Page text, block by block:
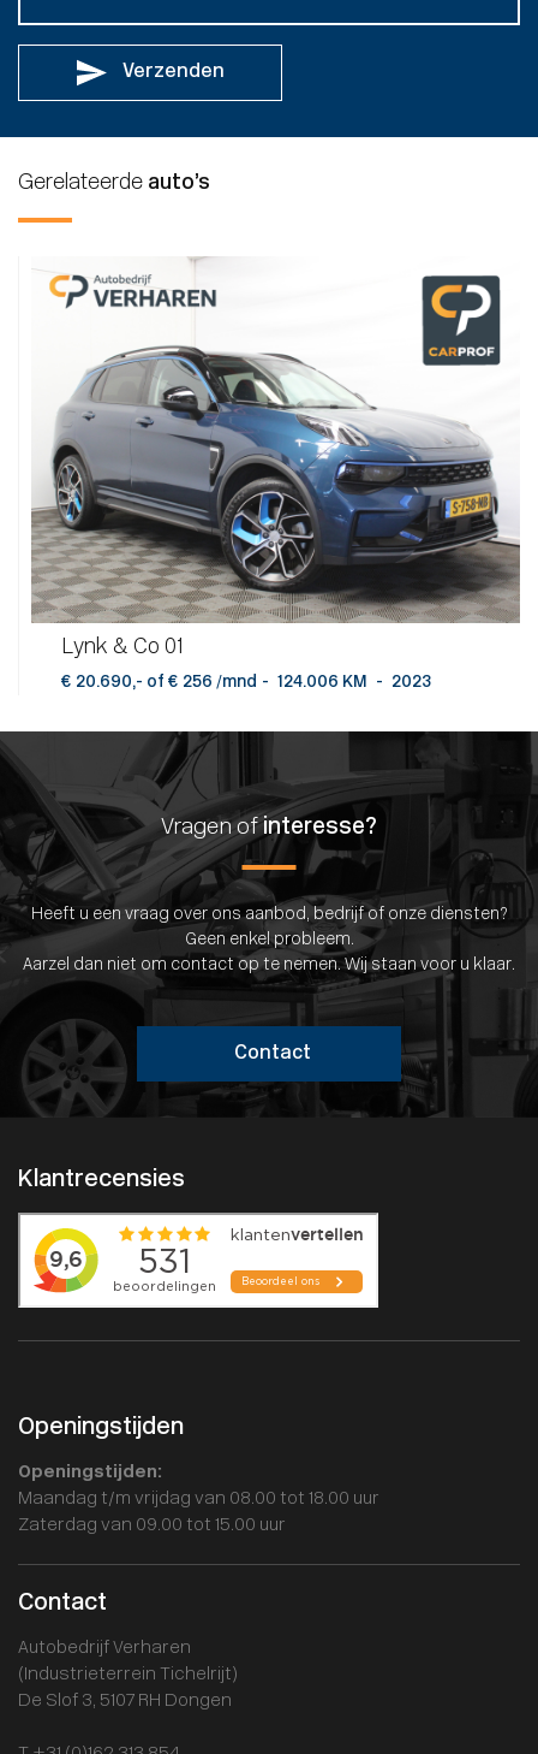
Verzenden
Gerelateerde auto’s
Lynk & Co 01
€ 20.690,- of € 256 /mnd - 124.006 KM - 2023
Vragen ofinteresse?
Heeft u een vraag over ons aanbod, bedrijf of onze diensten?
Geen enkel probleem.
Aarzel dan niet om contact op te nemen. Wij staan voor u klaar.
Contact
Klantrecensies
Openingstijden
Openingstijden:
Maandag t/m vrijdag van 08.00 tot 18.00 uur
Zaterdag van 09.00 tot 15.00 uur
Contact
Autobedrijf Verharen
(Industrieterrein Tichelrijt)
De Slof 3, 5107 RH Dongen